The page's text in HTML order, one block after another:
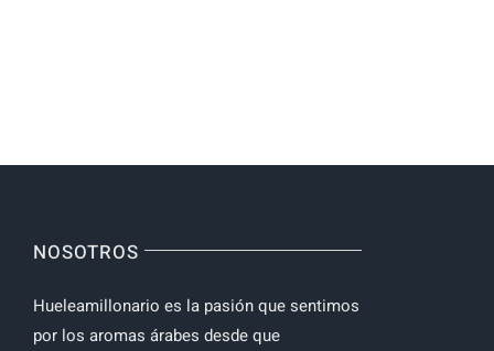
NOSOTROS
Hueleamillonario es la pasión que sentimos
por los aromas árabes desde que